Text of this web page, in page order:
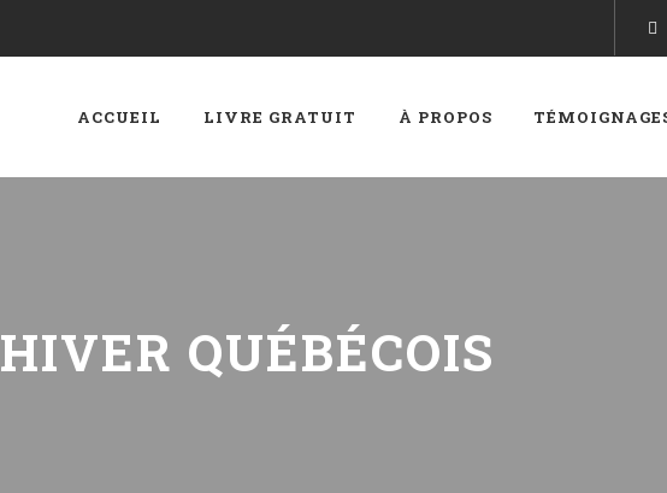
ACCUEIL LIVRE GRATUIT À PROPOS
HIVER QUÉBÉCOIS